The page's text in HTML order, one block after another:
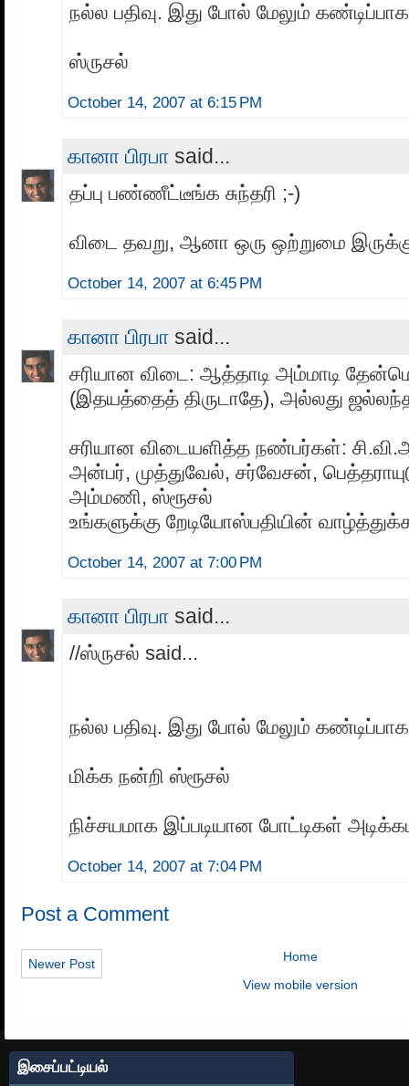
நல்ல பதிவு. இது போல் மேலும்
ஸ்ருசல்
October 14, 2007 at 6:15 PM
கானா பிரபா said...
தப்பு பண்ணீட்டீங்க சுந்தரி ;-)
விடை தவறு, ஆனா ஒரு ஒற்றுமை
October 14, 2007 at 6:45 PM
கானா பிரபா said...
சரியான விடை: ஆத்தாடி அம்மாடி
(இதயத்தைத் திருடாதே), அல்லது
சரியான விடையளித்த நண்பர்கள்:
அன்பர், முத்துவேல், சர்வேசன்,
அம்மணி, ஸ்ரூசல்
உங்களுக்கு றேடியோஸ்பதியின்
October 14, 2007 at 7:00 PM
கானா பிரபா said...
//ஸ்ருசல் said...
நல்ல பதிவு. இது போல் மேலும்
மிக்க நன்றி ஸ்ரூசல்
நிச்சயமாக இப்படியான போட்டிகள்
October 14, 2007 at 7:04 PM
Post a Comment
Newer Post
Home
View mobile version
இசைப்பட்டியல்